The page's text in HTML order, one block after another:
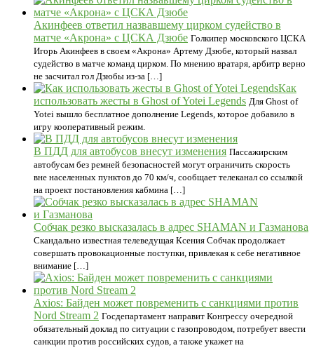
Акинфеев ответил назвавшему цирком судейство в
матче «Акрона» с ЦСКА Дзюбе Голкипер московского ЦСКА
Игорь Акинфеев в своем «Акрона» Артему Дзюбе, который назвал
судейство в матче команд цирком. По мнению вратаря, арбитр верно
не засчитал гол Дзюбы из-за […]
Как
использовать жесты в Ghost of Yotei Legends Для Ghost of
Yotei вышло бесплатное дополнение Legends, которое добавило в
игру кооперативный режим.
В ПДД для автобусов внесут изменения Пассажирским
автобусам без ремней безопасностей могут ограничить скорость
вне населенных пунктов до 70 км/ч, сообщает телеканал со ссылкой
на проект постановления кабмина […]
Собчак резко высказалась в адрес SHAMAN и Газманова
Скандально известная телеведущая Ксения Собчак продолжает
совершать провокационные поступки, привлекая к себе негативное
внимание […]
Axios: Байден может повременить с санкциями против
Nord Stream 2 Госдепартамент направит Конгрессу очередной
обязательный доклад по ситуации с газопроводом, потребует ввести
санкции против российских судов, а также укажет на